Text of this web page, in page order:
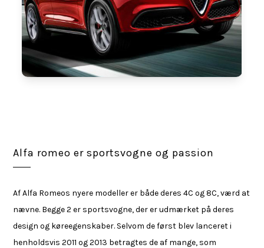
Alfa romeo er sportsvogne og passion
Af Alfa Romeos nyere modeller er både deres 4C og 8C, værd at
nævne. Begge 2 er sportsvogne, der er udmærket på deres
design og køreegenskaber. Selvom de først blev lanceret i
henholdsvis 2011 og 2013 betragtes de af mange, som